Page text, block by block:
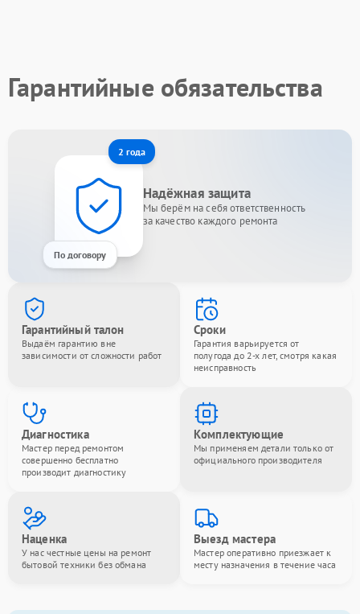
Гарантийные обязательства
2 года
По договору
Надёжная защита
Мы берём на себя ответственность
за качество каждого ремонта
Гарантийный талон
Выдаём гарантию вне
зависимости от сложности работ
Сроки
Гарантия варьируется от
полугода до 2-х лет, смотря какая
неисправность
Диагностика
Мастер перед ремонтом
совершенно бесплатно
производит диагностику
Комплектующие
Мы применяем детали только от
официального производителя
Наценка
У нас честные цены на ремонт
бытовой техники без обмана
Выезд мастера
Мастер оперативно приезжает к
месту назначения в течение часа